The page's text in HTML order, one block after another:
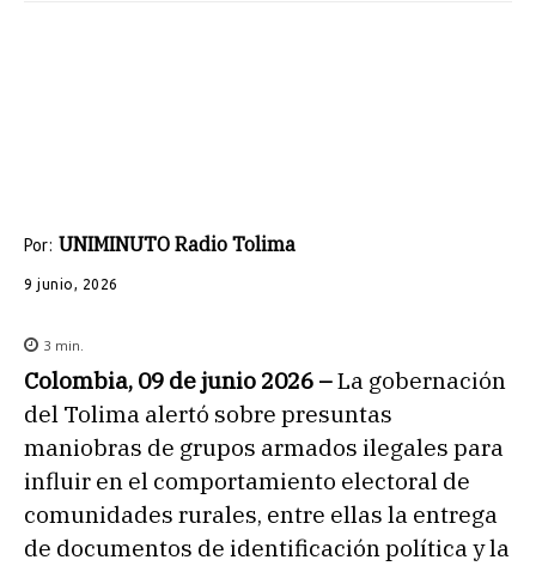
Por: UNIMINUTO Radio Tolima
9 junio, 2026
3 min.
Colombia, 09 de junio 2026 –La gobernación
del Tolima alertó sobre presuntas
maniobras de grupos armados ilegales para
influir en el comportamiento electoral de
comunidades rurales, entre ellas la entrega
de documentos de identificación política y la